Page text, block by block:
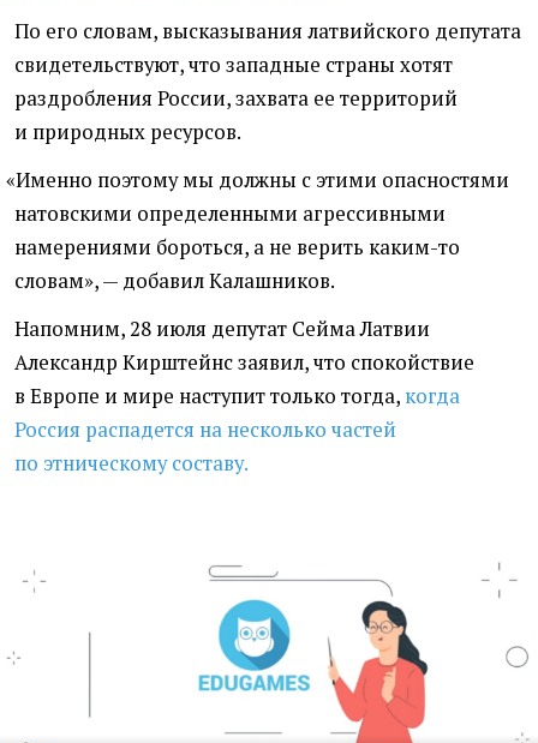
По его словам, высказывания латвийского депутата
свидетельствуют, что западные страны хотят
раздробления России, захвата ее территорий
и природных ресурсов.
«Именно поэтому мы должны с этими опасностями
натовскими определенными агрессивными
намерениями бороться, а не верить каким-то
словам», — добавил Калашников.
Напомним, 28 июля депутат Сейма Латвии
Александр Кирштейнс заявил, что спокойствие
в Европе и мире наступит только тогда, когда
Россия распадется на несколько частей
по этническому составу.